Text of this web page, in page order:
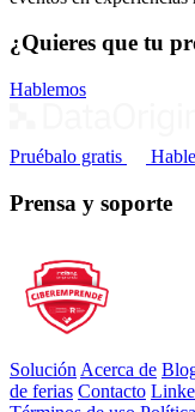
¿Quieres que tu
Hablemos
Pruébalo gratis
Prensa y soporte
Solución Acerca de
de ferias Contacto